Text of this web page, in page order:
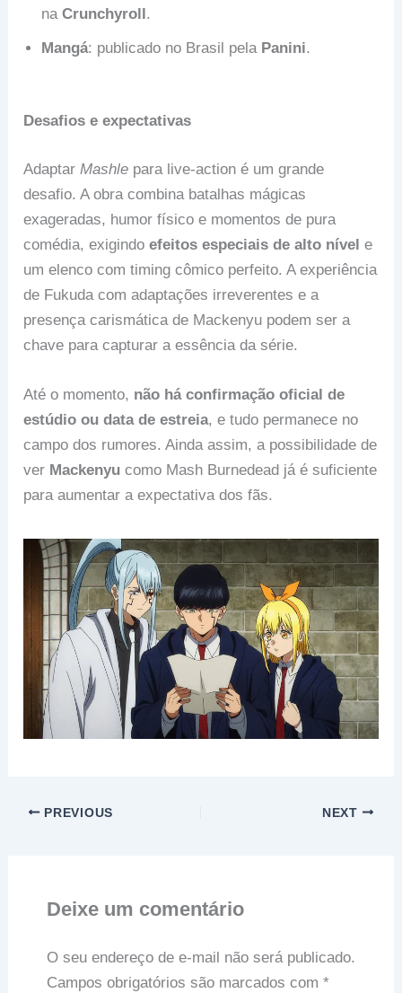
naCrunchyroll.
Mangá: publicado no Brasil pela Panini.
Desafios e expectativas
AdaptarMashle para live-action é um grande
desafio. A obra combina batalhas mágicas
exageradas, humor físico e momentos de pura
comédia, exigindoefeitos especiais de alto nível e
um elenco com timing cômico perfeito. A experiência
de Fukuda com adaptações irreverentes e a
presença carismática de Mackenyu podem ser a
chave para capturar a essência da série.
Até o momento, não há confirmação oficial de
estúdio ou data de estreia, e tudo permanece no
campo dos rumores. Ainda assim, a possibilidade de
ver Mackenyu como Mash Burnedead já é suficiente
para aumentar a expectativa dos fãs.
PREVIOUS NEXT
Deixe um comentário
O seu endereço de e-mail não será publicado.
Campos obrigatórios são marcados com *